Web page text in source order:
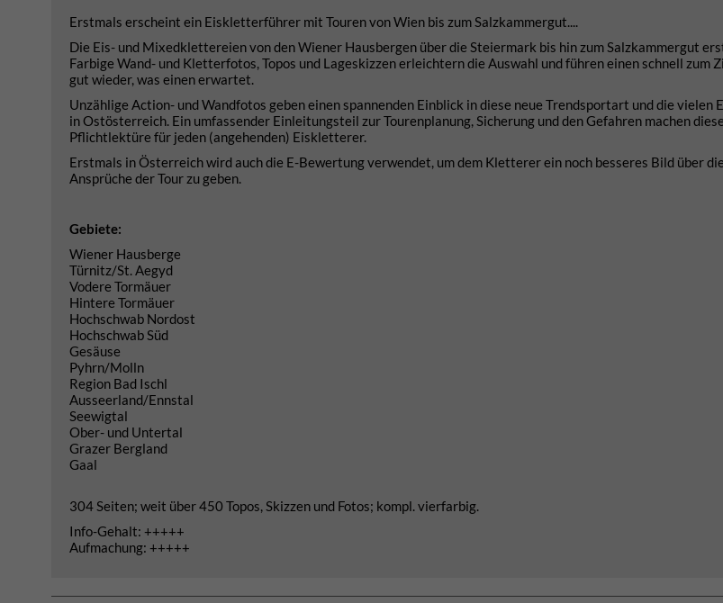
Erstmals erscheint ein Eiskletterführer mit Touren von Wien bis zum Salzkammergut....
Die Eis- und Mixedklettereien von den Wiener Hausbergen über die Steiermark bis hin zum Salzkammergut
Farbige Wand- und Kletterfotos, Topos und Lageskizzen erleichtern die Auswahl und führen einen schnell zum
gut wieder, was einen erwartet.
Unzählige Action- und Wandfotos geben einen spannenden Einblick in diese neue Trendsportart und die
in Ostösterreich. Ein umfassender Einleitungsteil zur Tourenplanung, Sicherung und den Gefahren machen
Pflichtlektüre für jeden (angehenden) Eiskletterer.
Erstmals in Österreich wird auch die E-Bewertung verwendet, um dem Kletterer ein noch besseres Bild über
Ansprüche der Tour zu geben.
Gebiete:
Wiener Hausberge
Türnitz/St. Aegyd
Vodere Tormäuer
Hintere Tormäuer
Hochschwab Nordost
Hochschwab Süd
Gesäuse
Pyhrn/Molln
Region Bad Ischl
Ausseerland/Ennstal
Seewigtal
Ober- und Untertal
Grazer Bergland
Gaal
304 Seiten; weit über 450 Topos, Skizzen und Fotos; kompl. vierfarbig.
Info-Gehalt: +++++
Aufmachung: +++++